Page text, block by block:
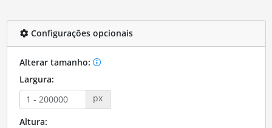
Configurações opcionais
Alterar tamanho:
Largura:
px
Altura: